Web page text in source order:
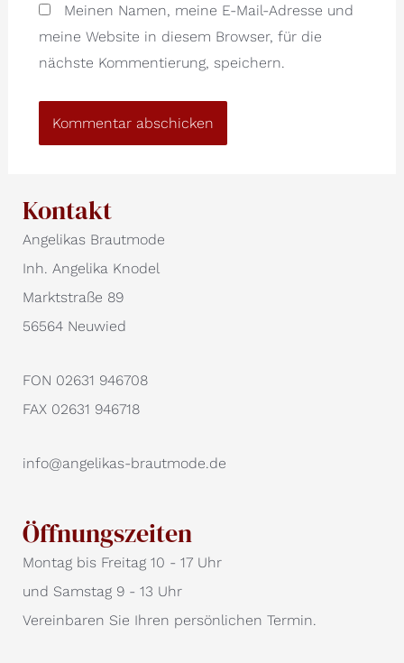
Meinen Namen, meine E-Mail-Adresse und
meine Website in diesem Browser, für die
nächste Kommentierung, speichern.
Kontakt
Angelikas Brautmode
Inh. Angelika Knodel
Marktstraße 89
56564 Neuwied
FON 02631 946708
FAX 02631 946718
info@angelikas-brautmode.de
Öffnungszeiten
Montag bis Freitag 10 - 17 Uhr
und Samstag 9 - 13 Uhr
Vereinbaren Sie Ihren persönlichen Termin.